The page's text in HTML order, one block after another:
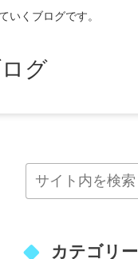
いくブログです。
グ
カテゴリー